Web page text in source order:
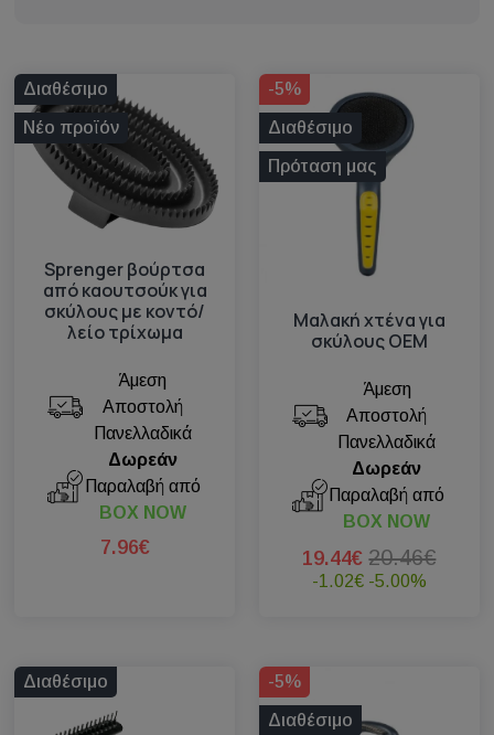
Διαθέσιμο
Νέο προϊόν
Sprenger βούρτσα
από καουτσούκ για
σκύλους με κοντό/
λείο τρίχωμα
Άμεση
Αποστολή
Πανελλαδικά
Δωρεάν
Παραλαβή από
BOX NOW
7.96€
-5%
Διαθέσιμο
Πρόταση μας
Μαλακή xτένα για
σκύλους OEM
Άμεση
Αποστολή
Πανελλαδικά
Δωρεάν
Παραλαβή από
BOX NOW
19.44€20.46€
-1.02€ -5.00%
Διαθέσιμο -5%
Διαθέσιμο